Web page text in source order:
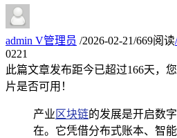
admin V管理员 /2026-02-21/669阅读/
0221
此篇文章发布距今已超过166天，
片是否可用！
产业 区块链的发展是开启数
在。它凭借分布式账本、智